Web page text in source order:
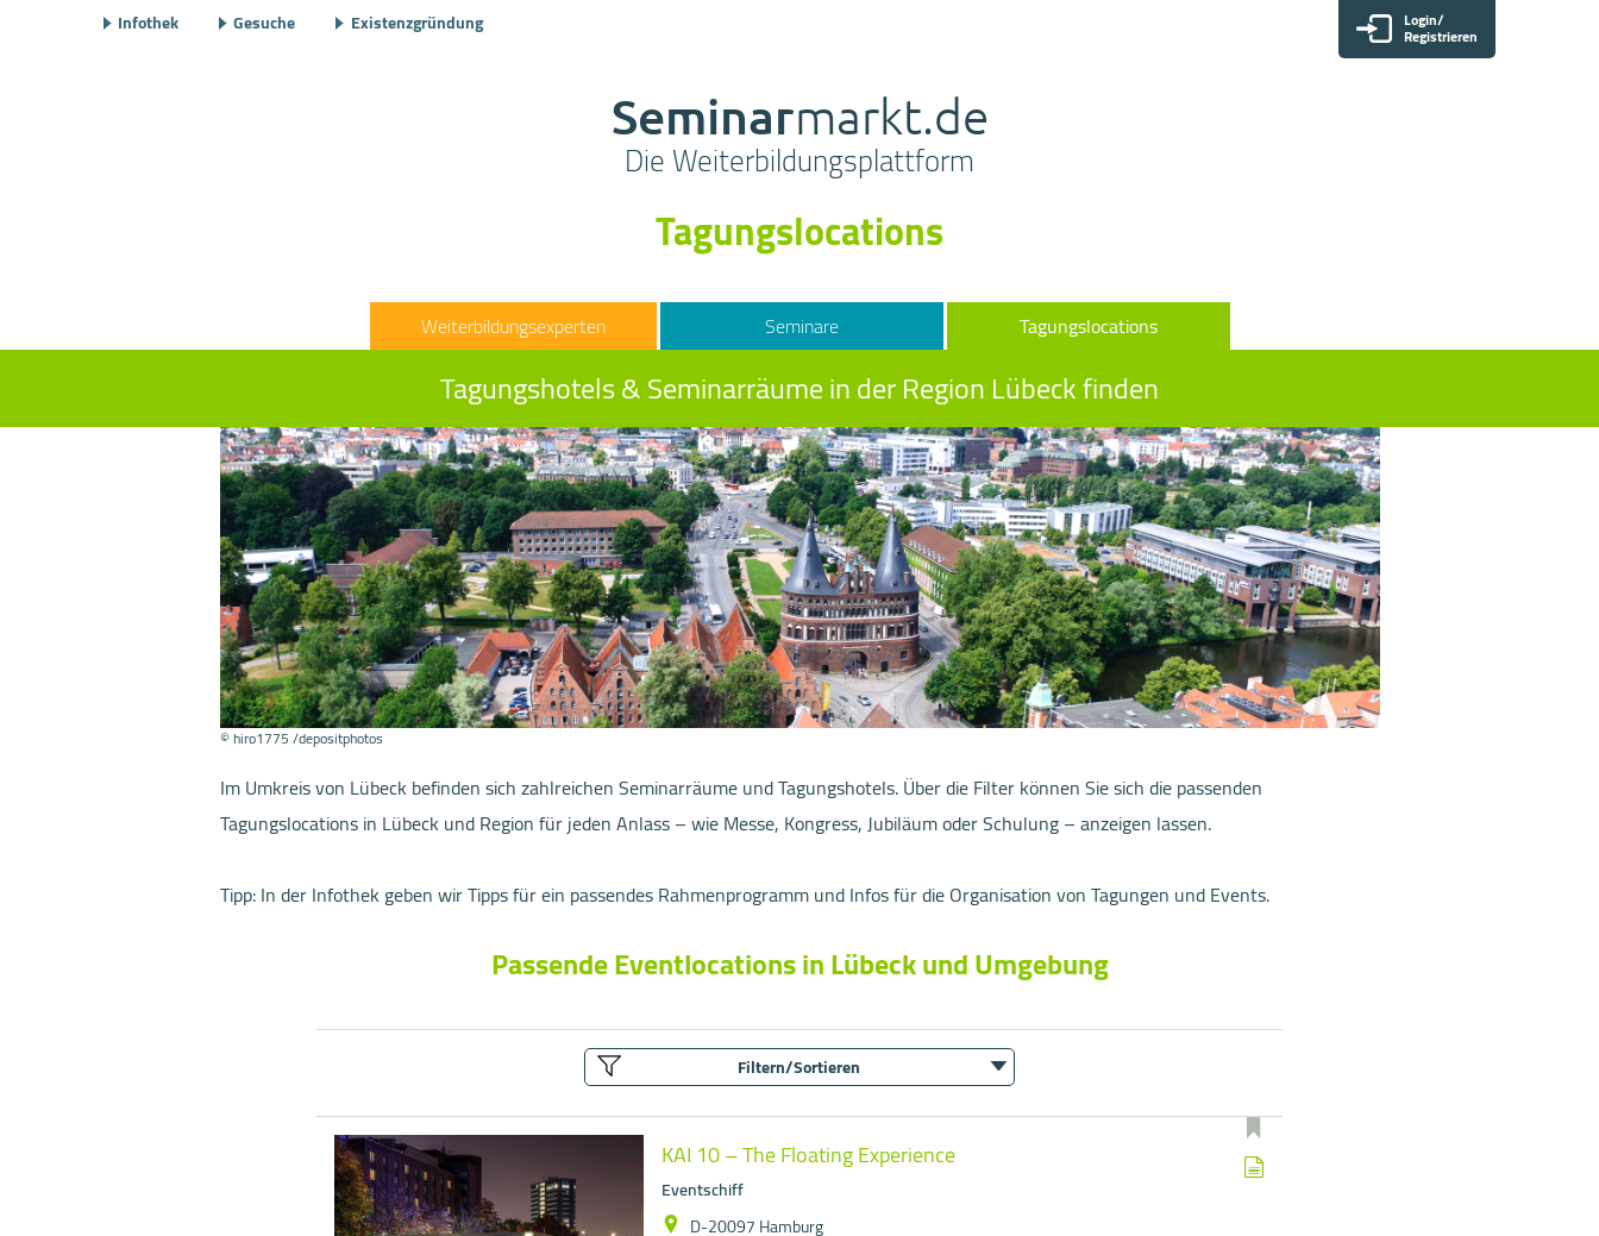
Infothek Gesuche Existenzgründung Login/
Registrieren
Seminarmarkt.de
Die Weiterbildungsplattform
Tagungslocations
Weiterbildungsexperten Seminare Tagungslocations
Tagungshotels & Seminarräume in der Region Lübeck finden
© hiro1775 /depositphotos
Im Umkreis von Lübeck befinden sich zahlreichen Seminarräume und Tagungshotels. Über die Filter können Sie sich die passenden
Tagungslocations in Lübeck und Region für jeden Anlass – wie Messe, Kongress, Jubiläum oder Schulung – anzeigen lassen.
Tipp: In der Infothek geben wir Tipps für ein passendes Rahmenprogramm und Infos für die Organisation von Tagungen und Events.
Passende Eventlocations in Lübeck und Umgebung
Filtern/Sortieren
KAI 10 – The Floating Experience
Eventschiff
D-20097 Hamburg